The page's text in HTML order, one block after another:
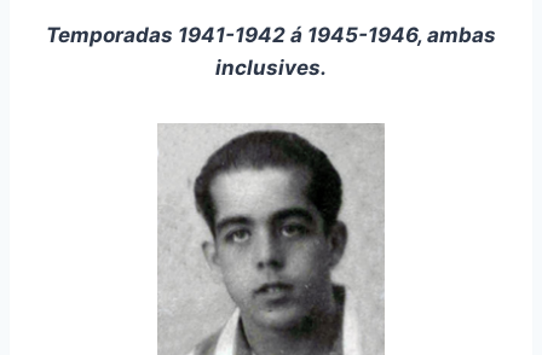
Temporadas 1941-1942 á 1945-1946, ambas
inclusives.